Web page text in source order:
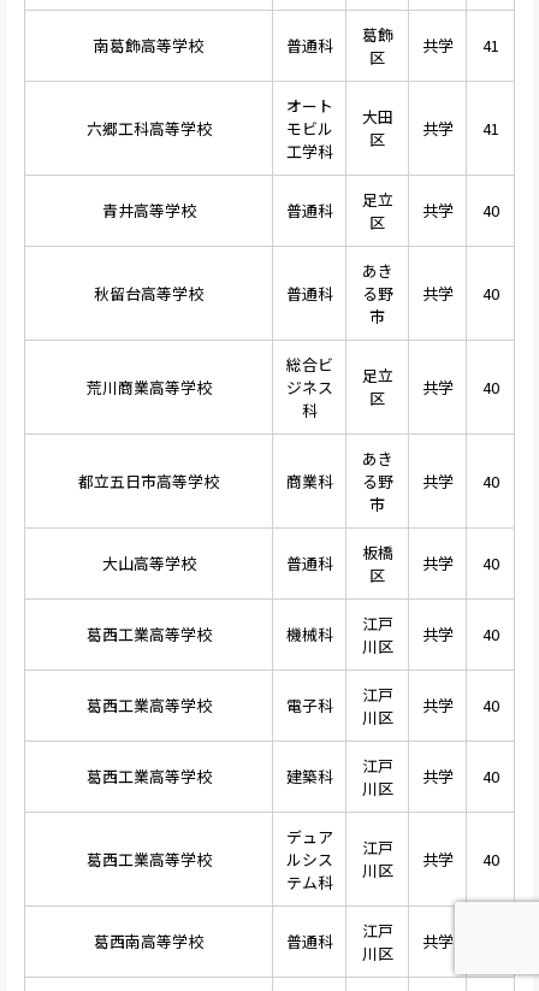
南葛飾高等学校 普通科
葛飾
区
共学 41
六郷工科高等学校
オート
モビル
工学科
大田
区
共学 41
青井高等学校 普通科
足立
区
共学 40
秋留台高等学校 普通科
あき
る野
市
共学 40
荒川商業高等学校
総合ビ
ジネス
科
足立
区
共学 40
都立五日市高等学校 商業科
あき
る野
市
共学 40
大山高等学校 普通科
板橋
区
共学 40
葛西工業高等学校 機械科
江戸
川区
共学 40
葛西工業高等学校 電子科
江戸
川区
共学 40
葛西工業高等学校 建築科
江戸
川区
共学 40
葛西工業高等学校
デュア
ルシス
テム科
江戸
川区
共学 40
葛西南高等学校 普通科
江戸
川区
共学